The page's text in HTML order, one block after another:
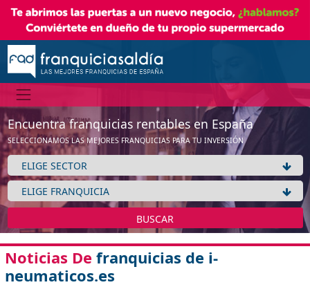
Encuentra franquicias rentables en España
SELECCIONAMOS LAS MEJORES FRANQUICIAS PARA TU INVERSIÓN
BUSCAR
Noticias De franquicias de i-
neumaticos.es